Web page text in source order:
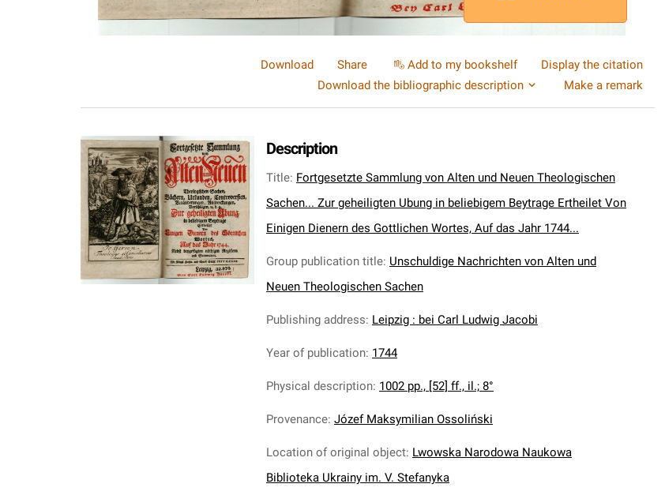
Download Share Add to my bookshelf
Display the citation
Download the bibliographic description
Make a remark
Description
Title: Fortgesetzte Sammlung von Alten und Neuen Theologischen
Sachen... Zur geheiligten Ubung in beliebigem Beytrage Ertheilet Von
Einigen Dienern des Gottlichen Wortes, Auf das Jahr 1744...
Group publication title: Unschuldige Nachrichten von Alten und
Neuen Theologischen Sachen
Publishing address: Leipzig : bei Carl Ludwig Jacobi
Year of publication: 1744
Physical description: 1002 pp., [52] ff., il.; 8°
Provenance: Józef Maksymilian Ossoliński
Location of original object: Lwowska Narodowa Naukowa
Biblioteka Ukrainy im. V. Stefanyka